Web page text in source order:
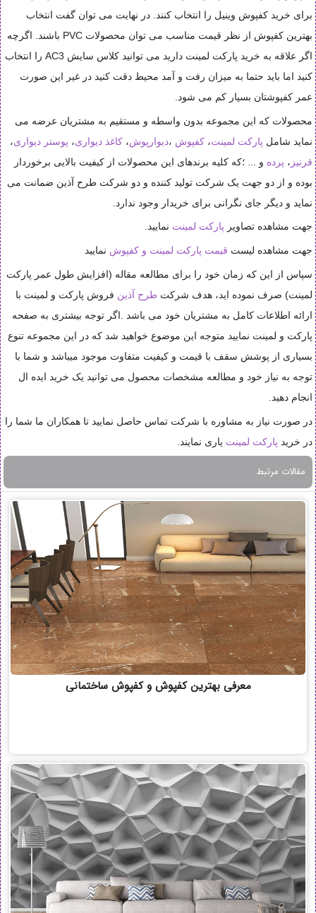
برای خرید کفپوش وینیل را انتخاب کنند. در نهایت می توان گفت انتخاب
بهترین کفپوش از نظر قیمت مناسب می توان محصولات PVC باشند. اگرچه
اگر علاقه به خرید پارکت لمینت دارید می توانید کلاس سایش AC3 را انتخاب
کنید اما باید حتما به میزان رفت و آمد محیط دقت کنید در غیر این صورت
عمر کفپوشتان بسیار کم می شود
محصولات که این مجموعه بدون واسطه و مستقیم به مشتریان عرضه می
نماید شامل پارکت لمینت، کفپوش ،دیوارپوش، کاغذ دیواری، پوستر دیواری،
قرنیز ، پرده و ... ؛که کلیه برندهای این محصولات از کیفیت بالایی برخوردار
بوده و از دو جهت یک شرکت تولید کننده و دو شرکت طرح آذین ضمانت می
نماید و دیگر جای نگرانی برای خریدار وجود ندارد.
جهت مشاهده تصاویر پارکت لمینت نمایید.
جهت مشاهده لیست قیمت پارکت لمینت و کفپوش نمایید
سپاس از این که زمان خود را برای مطالعه مقاله (افزایش طول عمر پارکت
لمینت) صرف نموده اید، هدف شرکت طرح آذین فروش پارکت و لمینت با
ارائه اطلاعات کامل به مشتریان خود می باشد .اگر توجه بیشتری به صفحه
پارکت و لمینت نمایید متوجه این موضوع خواهید شد که در این مجموعه تنوع
بسیاری از پوشش سقف با قیمت و کیفیت متفاوت موجود میباشد و شما با
توجه به نیاز خود و مطالعه مشخصات محصول می توانید یک خرید ایده ال
انجام دهید.
در صورت نیاز به مشاوره با شرکت تماس حاصل نمایید تا همکاران ما شما را
در خرید پارکت لمینت یاری نمایند.
مقالات مرتبط
معرفی بهترین کفپوش و کفپوش ساختمانی